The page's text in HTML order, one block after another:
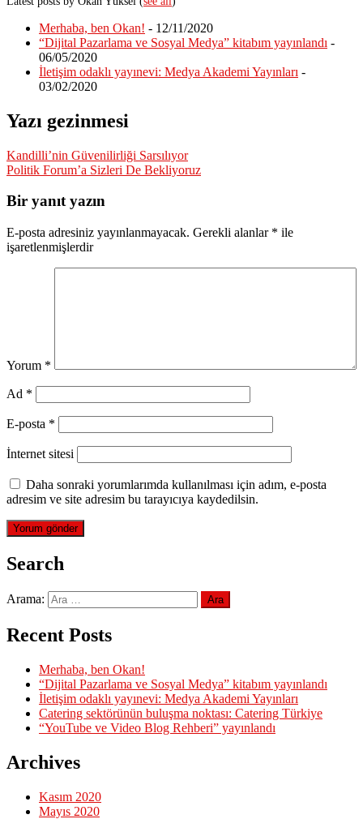
Merhaba, ben Okan! - 12/11/2020
“Dijital Pazarlama ve Sosyal Medya” kitabım yayınlandı -
06/05/2020
İletişim odaklı yayınevi: Medya Akademi Yayınları -
03/02/2020
Yazı gezinmesi
Kandilli’nin Güvenilirliği Sarsılıyor
Politik Forum’a Sizleri De Bekliyoruz
Bir yanıt yazın
E-posta adresiniz yayınlanmayacak. Gerekli alanlar * ile
işaretlenmişlerdir
Yorum *
Ad *
E-posta *
İnternet sitesi
Daha sonraki yorumlarımda kullanılması için adım, e-posta
adresim ve site adresim bu tarayıcıya kaydedilsin.
Search
Arama:
Recent Posts
Merhaba, ben Okan!
“Dijital Pazarlama ve Sosyal Medya” kitabım yayınlandı
İletişim odaklı yayınevi: Medya Akademi Yayınları
Catering sektörünün buluşma noktası: Catering Türkiye
“YouTube ve Video Blog Rehberi” yayınlandı
Archives
Kasım 2020
Mayıs 2020